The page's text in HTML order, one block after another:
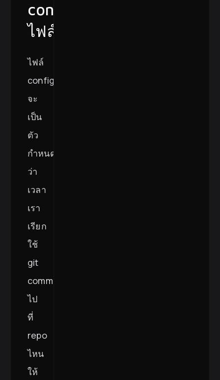
config
ไฟล์
ไฟล์
config
จะ
เป็น
ตัว
กำหนด
ว่า
เวลา
เรา
เรียก
ใช้
git
command
ไป
ที่
repo
ไหน
ให้